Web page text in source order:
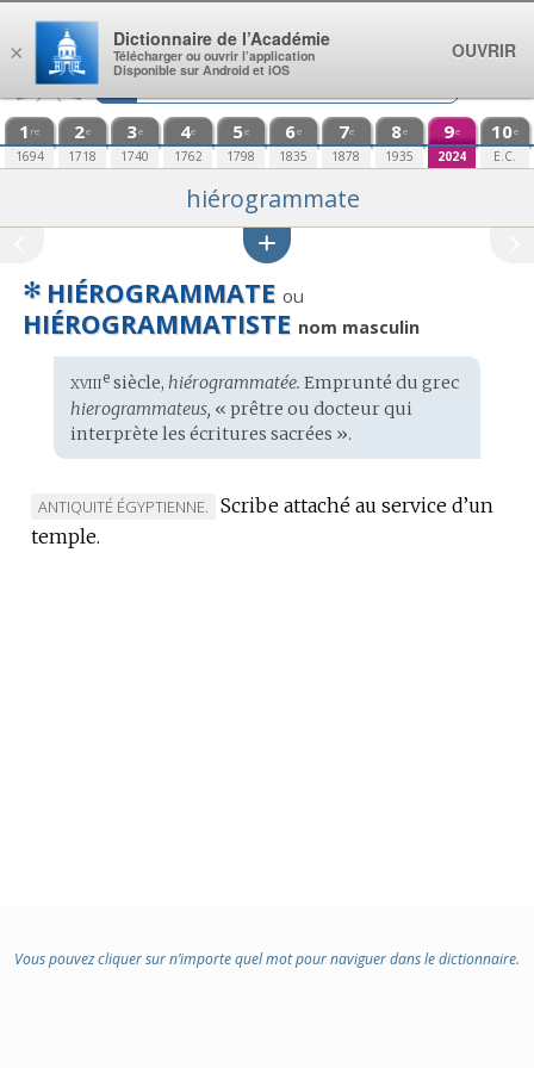
Aller au contenu
1 re
1694
2e
1718
3e
1740
4e
1762
5e
1798
6e
1835
7e
1878
8e
1935
9e
2024
10e
E.C.
hiérogrammate
✻ HIÉROGRAMMATE ou
HIÉROGRAMMATISTE nom masculin
Étymologie
:
xviiiesiècle, hiérogrammatée. Emprunté du grec
hierogrammateus, « prêtre ou docteur qui
interprète les écritures sacrées ».
MARQUE
DE
ANTIQUITÉ ÉGYPTIENNE.
Scribe attaché au service d’un
temple.
Vous pouvez cliquer sur n’importe quel mot pour naviguer dans le dictionnaire.
×
Dictionnaire de l’Académie
Télécharger ou ouvrir l’application
Disponible sur Android et iOS
OUVRIR